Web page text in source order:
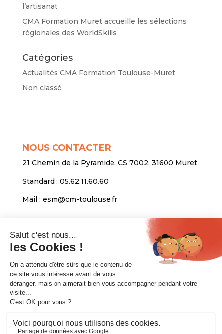
l’artisanat
CMA Formation Muret accueille les sélections
régionales des WorldSkills
Catégories
Actualités CMA Formation Toulouse-Muret
Non classé
NOUS CONTACTER
21 Chemin de la Pyramide, CS 7002, 31600 Muret
Standard : 05.62.11.60.60
Mail : esm@cm-toulouse.fr
INFORMATIONS
Mentions légales
Protection des données personnelles
Venir nous voir